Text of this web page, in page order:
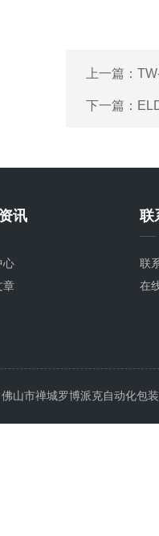
上一篇：
下一篇：
讯
心
章
联
联
在
山市禅城罗博派克自动化